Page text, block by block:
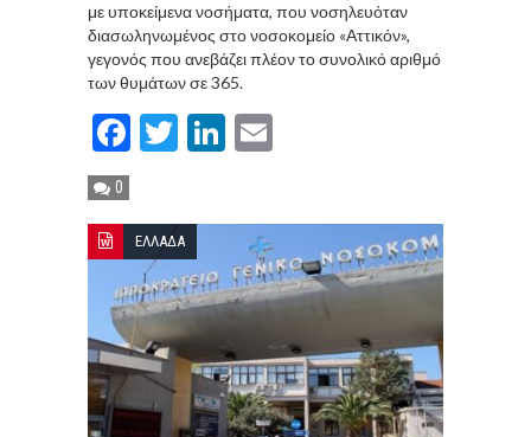
με υποκείμενα νοσήματα, που νοσηλευόταν
διασωληνωμένος στο νοσοκομείο «Αττικόν»,
γεγονός που ανεβάζει πλέον το συνολικό αριθμό
των θυμάτων σε 365.
Facebook
TwitterLinkedIn
0
ΕΛΛΑΔΑ